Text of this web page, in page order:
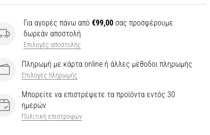
Για αγορές πάνω από €99,00 σας προσφέρουμε
δωρεάν αποστολή
Επιλογές αποστολής
Πληρωμή με κάρτα online ή άλλες μέθοδοι πληρωμής
Επιλογές πληρωμής
Μπορείτε να επιστρέψετε τα προϊόντα εντός 30
ημερών
Πολιτική επιστροφών